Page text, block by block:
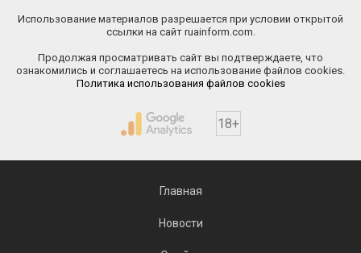
Использование материалов разрешается при условии открытой
ссылки на сайт ruainform.com.
Продолжая просматривать сайт вы подтверждаете, что
ознакомились и соглашаетесь на использование файлов cookies.
Политика использования файлов cookies
18+
Главная
Новости